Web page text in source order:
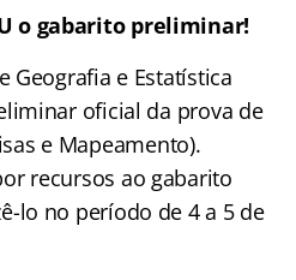
o gabarito preliminar!
Geografia e Estatística
oficial da prova de
e Mapeamento).
recursos ao gabarito
lo no período de 4 a 5 de